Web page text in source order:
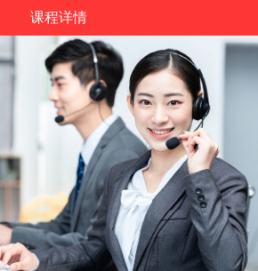
课程详情